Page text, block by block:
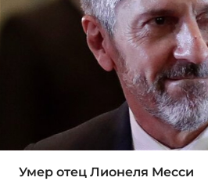
Умер отец Лионеля Месси